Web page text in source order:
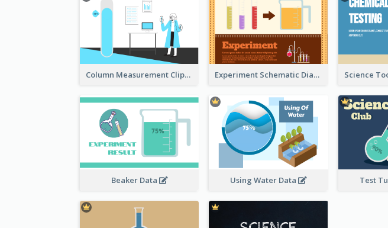
Column Measurement Clipart Experiment Schematic Diagram
Beaker Data Using Water Data Test